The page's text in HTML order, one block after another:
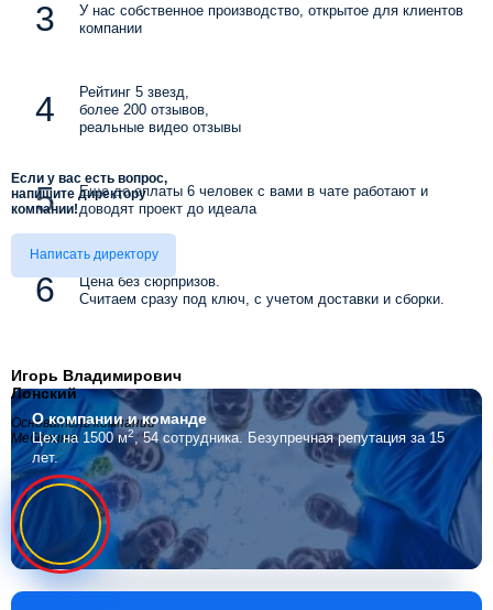
У нас собственное производство, открытое для клиентов
компании
Рейтинг 5 звезд,
более 200 отзывов,
реальные видео отзывы
Еще до оплаты 6 человек с вами в чате работают и
доводят проект до идеала
Цена без сюрпризов.
Считаем сразу под ключ, с учетом доставки и сборки.
Если у вас есть вопрос,
напишите директору
компании!
Написать директору
Игорь Владимирович
Лонский
Основатель компании
Мебелино
О компаниии команде
Цех на 1500 м2, 54 сотрудника. Безупречная репутация за 15
лет.